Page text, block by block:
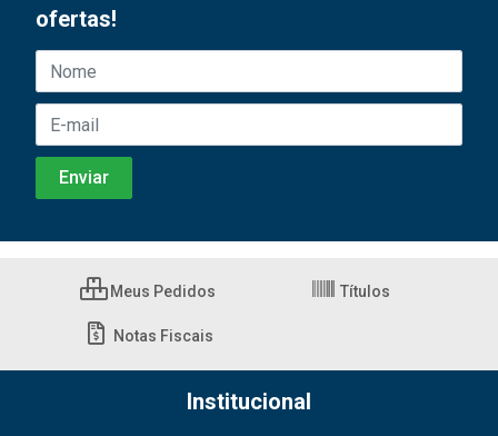
ofertas!
Meus Pedidos Títulos
Notas Fiscais
Institucional